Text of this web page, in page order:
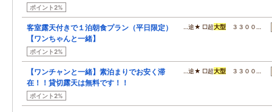
ポイント2%
客室露天付きで１泊朝食プラン（平日限定）
【ワンちゃんと一緒】
ポイント2%
…途★ □超大型 ３３００…
【ワンチャンと一緒】素泊まりでお安く滞
在！！貸切露天は無料です！！
ポイント2%
…途★ □超大型 ３３００…